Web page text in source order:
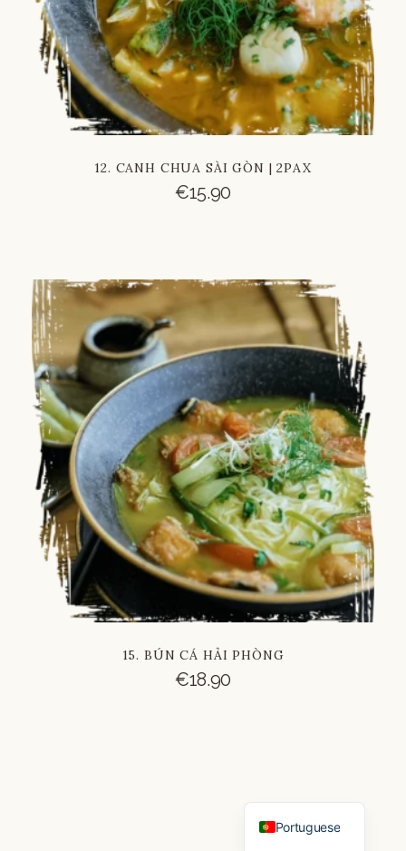
12. CANH CHUA SÀI GÒN | 2PAX
€15.90
15. BÚN CÁ HẢI PHÒNG
€18.90
Portuguese
Chinese
Vietnamese
Russian